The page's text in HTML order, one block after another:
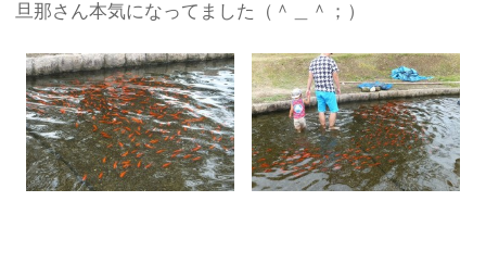
旦那さん本気になってました（＾＿＾；）